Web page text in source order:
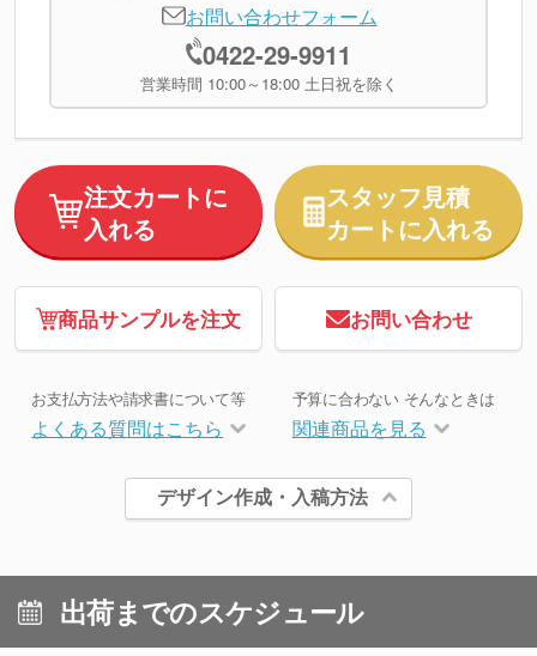
お問い合わせフォーム
0422-29-9911
営業時間 10:00～18:00 土日祝を除く
注文カートに
入れる
スタッフ見積
カートに入れる
商品サンプルを注文 お問い合わせ
お支払方法や請求書について等
よくある質問はこちら
予算に合わない そんなときは
関連商品を見る
デザイン作成・入稿方法
出荷までのスケジュール